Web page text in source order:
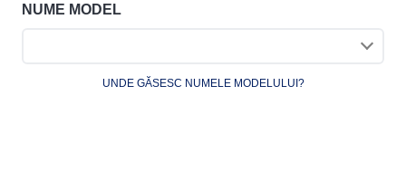
NUME MODEL
UNDE GĂSESC NUMELE MODELULUI?